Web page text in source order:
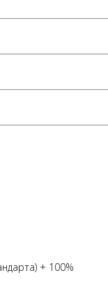
+ 100%